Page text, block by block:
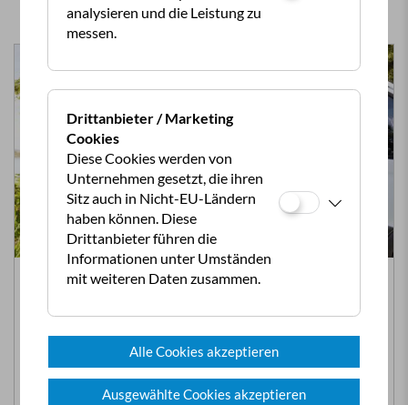
Maut für Wohnmobile ab 3,5 t tzGm ab 2024
Unterscheidungsmerkmal für Vignetten- bzw. GO-Box-
Pflicht geändert. Statt dem bisherigen 'höchstzulässigen
Gesamtgewicht' ist künftig die technisch zulässige
analysieren und die Leistung zu
messen.
Drittanbieter / Marketing
Cookies
Diese Cookies werden von
Unternehmen gesetzt, die ihren
Sitz auch in Nicht-EU-Ländern
haben können. Diese
Drittanbieter führen die
Informationen unter Umständen
mit weiteren Daten zusammen.
Alle Cookies akzeptieren
Ausgewählte Cookies akzeptieren